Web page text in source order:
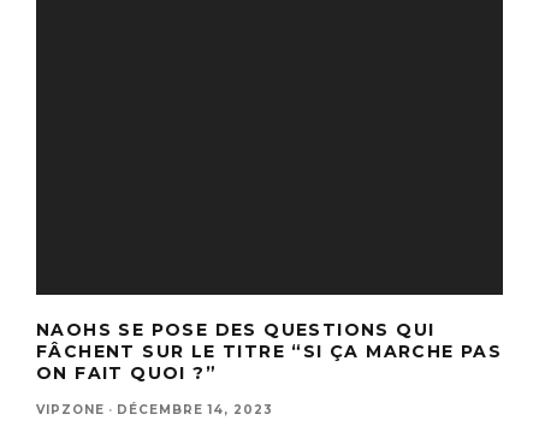
NAOHS SE POSE DES QUESTIONS QUI
FÂCHENT SUR LE TITRE “SI ÇA MARCHE PAS
ON FAIT QUOI ?”
VIPZONE · DÉCEMBRE 14, 2023